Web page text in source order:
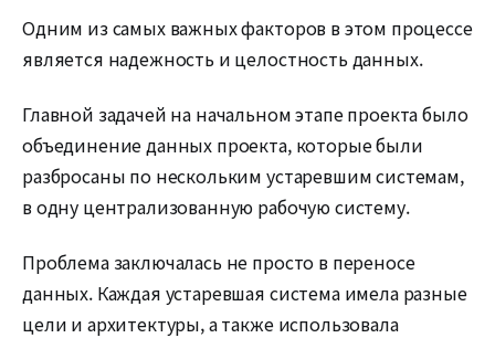
Одним из самых важных факторов в этом процессе
является надежность и целостность данных.
Главной задачей на начальном этапе проекта было
объединение данных проекта, которые были
разбросаны по нескольким устаревшим системам,
в одну централизованную рабочую систему.
Проблема заключалась не просто в переносе
данных. Каждая устаревшая система имела разные
цели и архитектуры, а также использовала